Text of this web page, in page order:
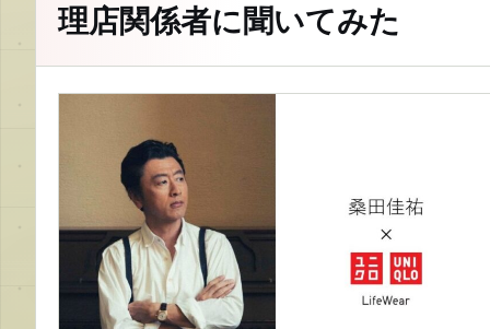
理店関係者に聞いてみた